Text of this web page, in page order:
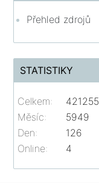
Přehled zdrojů
STATISTIKY
Online: 4
Celkem:
421255
Měsíc:
5949
Den:
126